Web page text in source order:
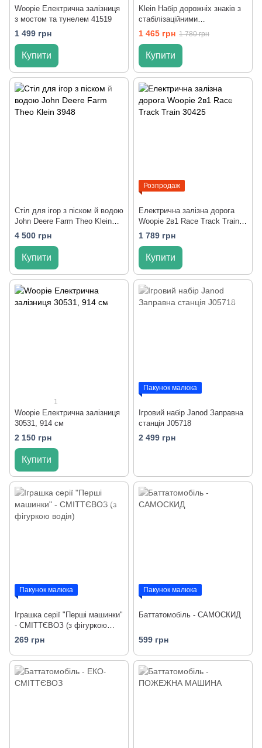
Woopie Електрична залізниця
з мостом та тунелем 41519
1 499 грн
Купити
Klein Набір дорожніх знаків з
стабілізаційними
підставками,5 шт.
1 465 грн 1 780 грн
Купити
Стіл для ігор з піском й водою
John Deere Farm Theo Klein
3948
4 500 грн
Купити
Розпродаж
Електрична залізна дорога
Woopie 2в1 Race Track Train
30425
1 789 грн
Купити
1
Woopie Електрична залізниця
30531, 914 см
2 150 грн
Купити
Пакунок малюка
Ігровий набір Janod Заправна
станція J05718
2 499 грн
Пакунок малюка
Іграшка серії "Першi машинки"
- СМІТТЄВОЗ (з фігуркою
водія)
269 грн
Пакунок малюка
Баттатомобіль - САМОСКИД
599 грн